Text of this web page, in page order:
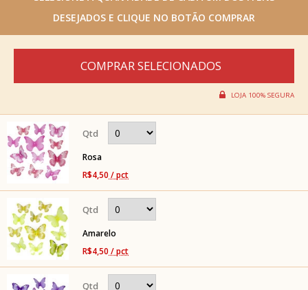
Rosa
R$4,50 / pct
Amarelo
R$4,50 / pct